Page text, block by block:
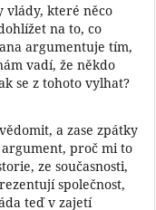
vlády, které něco
na to, co
argumentuje tím,
vadí, že někdo
se z tohoto vylhat?
a zase zpátky
proč mi to
ze současnosti,
společnost,
teď v zajetí